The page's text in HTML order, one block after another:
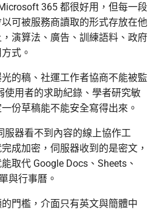
什麼是 CryptPad
匿名通訊工具比較
Asian Diceware：帶亞
的英文密語字典
加密貨幣的隱私光譜
用 AI 工作時怎麼避免
OONI 怎麼判定一個網
封鎖
上傳機敏資訊流程
幫忙 pin 文件站的 IPFS
像
品牌素材
365 都很好用，但每一段
可被服務商讀取的形式存放在他
演算法、廣告、訓練語料、政府
式。
的稿、社運工作者協商不能被監
使用者的求助紀錄、學者研究敏
份草稿能不能安全寫得出來。
服器看不到內容的線上協作工
成加密，伺服器收到的是密文，
取代 Google Docs、Sheets、
與行事曆。
門檻，介面只有英文與簡體中